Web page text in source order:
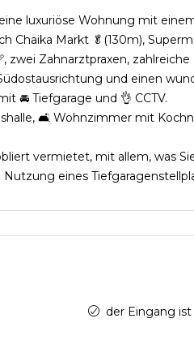
luxuriöse Wohnung mit
Chaika Markt 🥬(130m),
zwei Zahnarztpraxen,
und einen
🚘 Tiefgarage und 👌 CCTV.
🛋️ Wohnzimmer mit
vermietet, mit allem, was
eines
der Eingang